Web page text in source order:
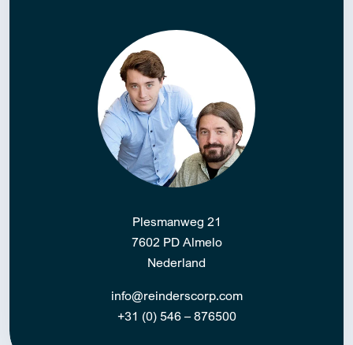
Plesmanweg 21
7602 PD Almelo
Nederland
info@reinderscorp.com
+31 (0) 546 – 876500